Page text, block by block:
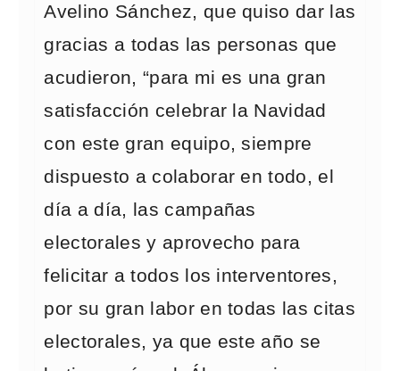
Avelino Sánchez, que quiso dar las
gracias a todas las personas que
acudieron, “para mi es una gran
satisfacción celebrar la Navidad
con este gran equipo, siempre
dispuesto a colaborar en todo, el
día a día, las campañas
electorales y aprovecho para
felicitar a todos los interventores,
por su gran labor en todas las citas
electorales, ya que este año se